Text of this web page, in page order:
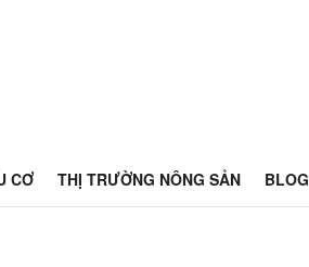
CƠ THỊ TRƯỜNG NÔNG SẢN BLOG